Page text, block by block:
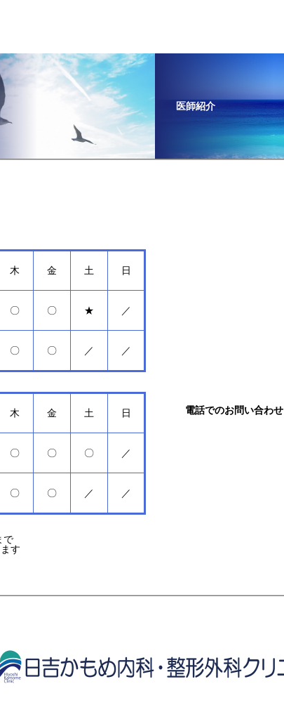
医師紹介
電話でのお問い合わせ
木 金 土 日
〇 〇 ★ ／
〇 〇 ／ ／
木 金 土 日
〇 〇 〇 ／
〇 〇 ／ ／
で
す